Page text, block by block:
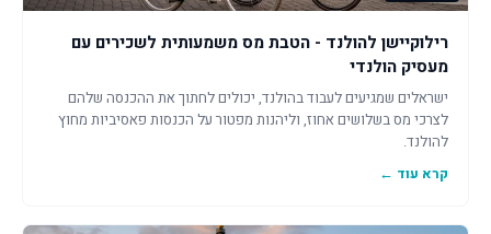
רילוקיישן להולנד - הטבת מס משמעותית לשכירים עם
מעסיק הולנדי
ישראלים שמגיעים לעבוד בהולנד, יכולים לחתוך את ההכנסה שלהם
לצרכי מס בשלושים אחוז, וליהנות מפטור על הכנסות פאסיביות מחוץ
להולנד.
קרא עוד ←